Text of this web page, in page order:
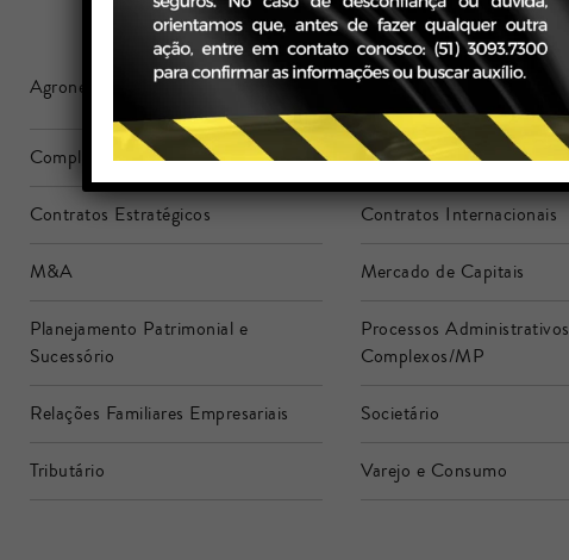
Agronegócio Ambiental
Compliance Consultivo
Contratos Estratégicos Contratos Internacionais
M&A Mercado de Capitais
Planejamento Patrimonial e
Sucessório
Processos Administrativos
Complexos/MP
Relações Familiares Empresariais Societário
Tributário Varejo e Consumo